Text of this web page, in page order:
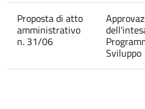
Proposta di atto
amministrativo
n. 31/06
Sviluppo